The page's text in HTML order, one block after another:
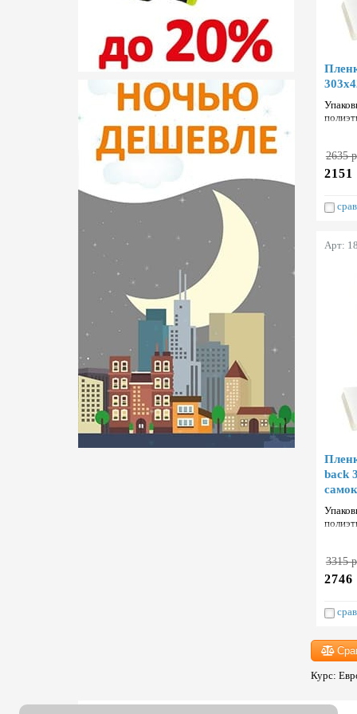
2635
2151
Арт:
back
3315
2746
Курс: